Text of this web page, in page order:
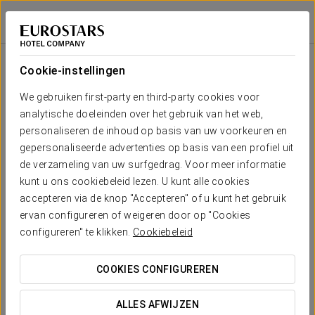
Cookie-instellingen
We gebruiken first-party en third-party cookies voor
analytische doeleinden over het gebruik van het web,
personaliseren de inhoud op basis van uw voorkeuren en
gepersonaliseerde advertenties op basis van een profiel uit
de verzameling van uw surfgedrag. Voor meer informatie
kunt u ons cookiebeleid lezen. U kunt alle cookies
accepteren via de knop "Accepteren" of u kunt het gebruik
ervan configureren of weigeren door op "Cookies
configureren" te klikken. Cookiebeleid
COOKIES CONFIGUREREN
ALLES AFWIJZEN
Crisol Jardines de Córdoba
CÓRDOBA
Jouw evenement in
OFFERTE AANVRAGEN
Zaal
opstellingopstelling
Lucena
460 m
x m
altura
380 500 170 70 - 240
Lucena A
186 m
x m
altura
120 160 50 30 - 75
Lucena B
274 m 2
x m
170 250 70
152 m2